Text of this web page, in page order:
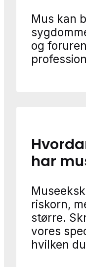
Mus kan
og
har
riskorn,
større.
vores
hvilken